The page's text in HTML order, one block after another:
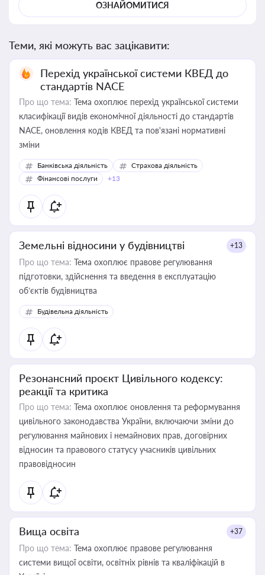
ОЗНАЙОМИТИСЯ
Теми, які можуть вас зацікавити:
Перехід української системи КВЕД до
стандартів NACE
Про що тема: Тема охоплює перехід української системи
класифікації видів економічної діяльності до стандартів
NACE, оновлення кодів КВЕД та пов'язані нормативні
зміни
Банківська діяльність
Страхова діяльність
Фінансові послуги
+13
Земельні відносини у будівництві +13
Про що тема: Тема охоплює правове регулювання
підготовки, здійснення та введення в експлуатацію
об’єктів будівництва
Будівельна діяльність
Резонансний проєкт Цивільного кодексу:
реакції та критика
Про що тема: Тема охоплює оновлення та реформування
цивільного законодавства України, включаючи зміни до
регулювання майнових і немайнових прав, договірних
відносин та правового статусу учасників цивільних
правовідносин
Вища освіта +37
Про що тема: Тема охоплює правове регулювання
системи вищої освіти, освітніх рівнів та кваліфікацій в